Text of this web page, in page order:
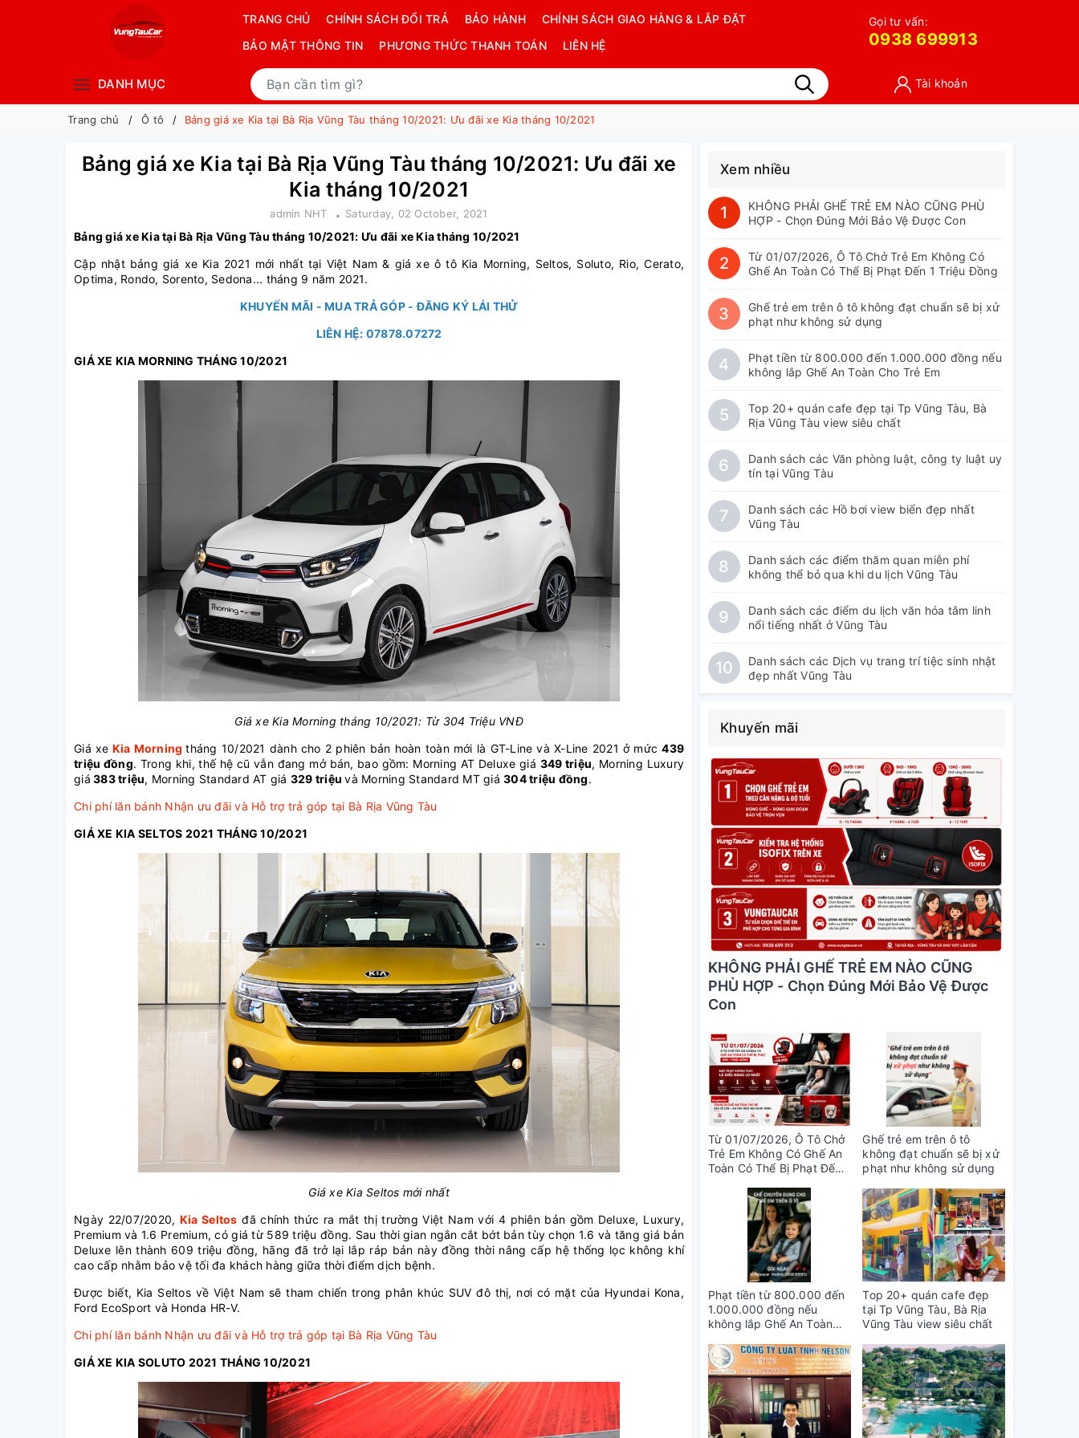
TRANG CHỦ CHÍNH SÁCH ĐỔI TRẢ BẢO HÀNH
CHÍNH SÁCH GIAO HÀNG & LẮP ĐẶT
BẢO MẬT THÔNG TIN
PHƯƠNG THỨC THANH TOÁN LIÊN HỆ
Gọi tư vấn:
0938 699913
DANH MỤC Tài khoản
Trang chủ Ô tô Bảng giá xe Kia tại Bà Rịa Vũng Tàu tháng 10/2021: Ưu đãi xe Kia tháng 10/2021
Bảng giá xe Kia tại Bà Rịa Vũng Tàu tháng 10/2021: Ưu đãi xe
Kia tháng 10/2021
admin NHT Saturday, 02 October, 2021
Bảng giá xe Kia tại Bà Rịa Vũng Tàu tháng 10/2021: Ưu đãi xe Kia tháng 10/2021
Cập nhật bảng giá xe Kia 2021 mới nhất tại Việt Nam & giá xe ô tô Kia Morning, Seltos, Soluto, Rio, Cerato,
Optima, Rondo, Sorento, Sedona... tháng 9 năm 2021.
KHUYẾN MÃI - MUA TRẢ GÓP - ĐĂNG KÝ LÁI THỬ
LIÊN HỆ: 07878.07272
GIÁ XE KIA MORNING THÁNG 10/2021
Giá xe Kia Morning tháng 10/2021: Từ 304 Triệu VNĐ
Giá xe Kia Morning tháng 10/2021 dành cho 2 phiên bản hoàn toàn mới là GT-Line và X-Line 2021 ở mức439
triệu đồng. Trong khi, thế hệ cũ vẫn đang mở bán, bao gồm: Morning AT Deluxe giá 349 triệu, Morning Luxury
giá 383 triệu, Morning Standard AT giá 329 triệuvà Morning Standard MT giá 304 triệu đồng.
Chi phí lăn bánh Nhận ưu đãi và Hỗ trợ trả góp tại Bà Rịa Vũng Tàu
GIÁ XE KIA SELTOS 2021 THÁNG 10/2021
Giá xe Kia Seltos mới nhất
Ngày 22/07/2020, Kia Seltos đã chính thức ra mắt thị trường Việt Nam với 4 phiên bản gồm Deluxe, Luxury,
Premium và 1.6 Premium, có giá từ 589 triệu đồng. Sau thời gian ngắn cắt bớt bản tùy chọn 1.6 và tăng giá bản
Deluxe lên thành 609 triệu đồng, hãng đã trở lại lắp ráp bản này đồng thời nâng cấp hệ thống lọc không khí
cao cấp nhằm bảo vệ tối đa khách hàng giữa thời điểm dịch bệnh.
Được biết, Kia Seltos về Việt Nam sẽ tham chiến trong phân khúc SUV đô thị, nơi có mặt của Hyundai Kona,
Ford EcoSport và Honda HR-V.
Chi phí lăn bánh Nhận ưu đãi và Hỗ trợ trả góp tại Bà Rịa Vũng Tàu
GIÁ XE KIA SOLUTO 2021 THÁNG 10/2021
Xem nhiều
1
KHÔNG PHẢI GHẾ TRẺ EM NÀO CŨNG PHÙ
HỢP - Chọn Đúng Mới Bảo Vệ Được Con
2
Từ 01/07/2026, Ô Tô Chở Trẻ Em Không Có
Ghế An Toàn Có Thể Bị Phạt Đến 1 Triệu Đồng
3
Ghế trẻ em trên ô tô không đạt chuẩn sẽ bị xử
phạt như không sử dụng
4
Phạt tiền từ 800.000 đến 1.000.000 đồng nếu
không lắp Ghế An Toàn Cho Trẻ Em
5
Top 20+ quán cafe đẹp tại Tp Vũng Tàu, Bà
Rịa Vũng Tàu view siêu chất
6
Danh sách các Văn phòng luật, công ty luật uy
tín tại Vũng Tàu
7
Danh sách các Hồ bơi view biển đẹp nhất
Vũng Tàu
8
Danh sách các điểm thăm quan miễn phí
không thể bỏ qua khi du lịch Vũng Tàu
9
Danh sách các điểm du lịch văn hóa tâm linh
nổi tiếng nhất ở Vũng Tàu
10
Danh sách các Dịch vụ trang trí tiệc sinh nhật
đẹp nhất Vũng Tàu
Khuyến mãi
KHÔNG PHẢI GHẾ TRẺ EM NÀO CŨNG
PHÙ HỢP - Chọn Đúng Mới Bảo Vệ Được
Con
Từ 01/07/2026, Ô Tô Chở
Trẻ Em Không Có Ghế An
Toàn Có Thể Bị Phạt Đến 1
Ghế trẻ em trên ô tô
không đạt chuẩn sẽ bị xử
phạt như không sử dụng
Phạt tiền từ 800.000 đến
1.000.000 đồng nếu
không lắp Ghế An Toàn
Top 20+ quán cafe đẹp
tại Tp Vũng Tàu, Bà Rịa
Vũng Tàu view siêu chất